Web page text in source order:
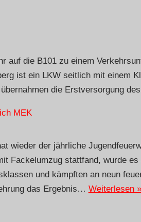
auf die B101 zu einem
ist ein LKW seitlich mit einem
die Erstversorgung
MEK
wieder der jährliche
Fackelumzug stattfand, wurde
und kämpften an neun
das Ergebnis… Weiterlesen »